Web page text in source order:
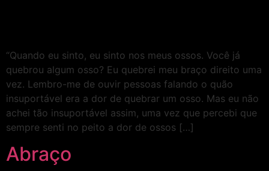
“Quando eu sinto, eu sinto nos meus ossos. Você já
quebrou algum osso? Eu quebrei meu braço direito uma
vez. Lembro-me de ouvir pessoas falando o quão
insuportável era a dor de quebrar um osso. Mas eu não
achei tão insuportável assim, uma vez que percebi que
sempre senti no peito a dor de ossos […]
Abraço